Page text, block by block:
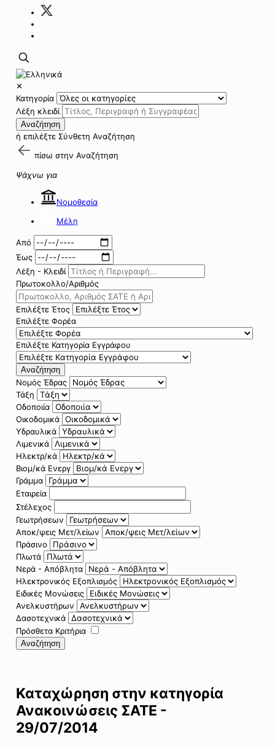
✕
Κατηγορία
Λέξη κλειδί
Αναζήτηση
ή επιλέξτε Σύνθετη Αναζήτηση
πίσω στην Αναζήτηση
Ψάχνω για
Νομοθεσία
Μέλη
Από
Έως
Λέξη - Κλειδί
Πρωτοκολλο/Αριθμός
Επιλέξτε Έτος
Επιλέξτε Φορέα
Επιλέξτε Κατηγορία Εγγράφου
Αναζήτηση
Νομός Έδρας
Τάξη
Οδοποιία
Οικοδομικά
Υδραυλικά
Λιμενικά
Ηλεκτρ/κά
Βιομ/κά Ενεργ
Γράμμα
Εταιρεία
Στέλεχος
Γεωτρήσεων
Αποκ/ψεις Μετ/λείων
Πράσινο
Πλωτά
Νερά - Απόβλητα
Ηλεκτρονικός Εξοπλισμός
Ειδικές Μονώσεις
Ανελκυστήρων
Δασοτεχνικά
Πρόσθετα Κριτήρια
Αναζήτηση
Καταχώρηση στην κατηγορία
Ανακοινώσεις ΣΑΤΕ -
29/07/2014